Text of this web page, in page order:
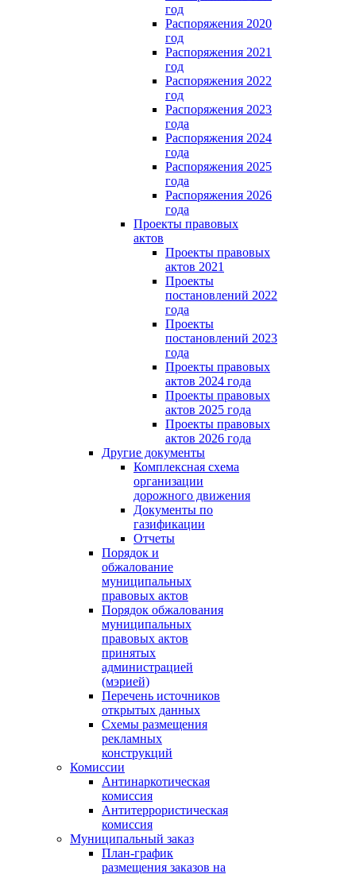
год
Распоряжения 2020
год
Распоряжения 2021
год
Распоряжения 2022
год
Распоряжения 2023
года
Распоряжения 2024
года
Распоряжения 2025
года
Распоряжения 2026
года
Проекты правовых
актов
Проекты правовых
актов 2021
Проекты
постановлений 2022
года
Проекты
постановлений 2023
года
Проекты правовых
актов 2024 года
Проекты правовых
актов 2025 года
Проекты правовых
актов 2026 года
Другие документы
Комплексная схема
организации
дорожного движения
Документы по
газификации
Отчеты
Порядок и
обжалование
муниципальных
правовых актов
Порядок обжалования
муниципальных
правовых актов
принятых
администрацией
(мэрией)
Перечень источников
открытых данных
Схемы размещения
рекламных
конструкций
Комиссии
Антинаркотическая
комиссия
Антитеррористическая
комиссия
Муниципальный заказ
План-график
размещения заказов на